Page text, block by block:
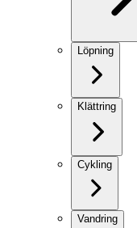
Löpning
Klättring
Cykling
Vandring